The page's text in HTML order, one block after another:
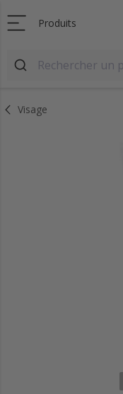
Produits
Visage